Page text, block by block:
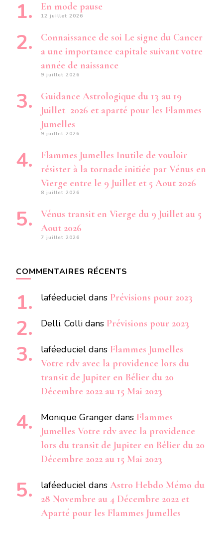
En mode pause
12 juillet 2026
Connaissance de soi Le signe du Cancer
a une importance capitale suivant votre
année de naissance
9 juillet 2026
Guidance Astrologique du 13 au 19
Juillet 2026 et aparté pour les Flammes
Jumelles
9 juillet 2026
Flammes Jumelles Inutile de vouloir
résister à la tornade initiée par Vénus en
Vierge entre le 9 Juillet et 5 Aout 2026
8 juillet 2026
Vénus transit en Vierge du 9 Juillet au 5
Aout 2026
7 juillet 2026
COMMENTAIRES RÉCENTS
laféeduciel dans Prévisions pour 2023
Delli. Colli dans Prévisions pour 2023
laféeduciel dans Flammes Jumelles
Votre rdv avec la providence lors du
transit de Jupiter en Bélier du 20
Décembre 2022 au 15 Mai 2023
Monique Granger dans Flammes
Jumelles Votre rdv avec la providence
lors du transit de Jupiter en Bélier du 20
Décembre 2022 au 15 Mai 2023
laféeduciel dans Astro Hebdo Mémo du
28 Novembre au 4 Décembre 2022 et
Aparté pour les Flammes Jumelles